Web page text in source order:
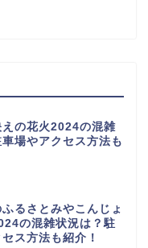
の花火2024の混雑
場やアクセス方法も
るさとみやこんじょ
の混雑状況は？駐
ス方法も紹介！